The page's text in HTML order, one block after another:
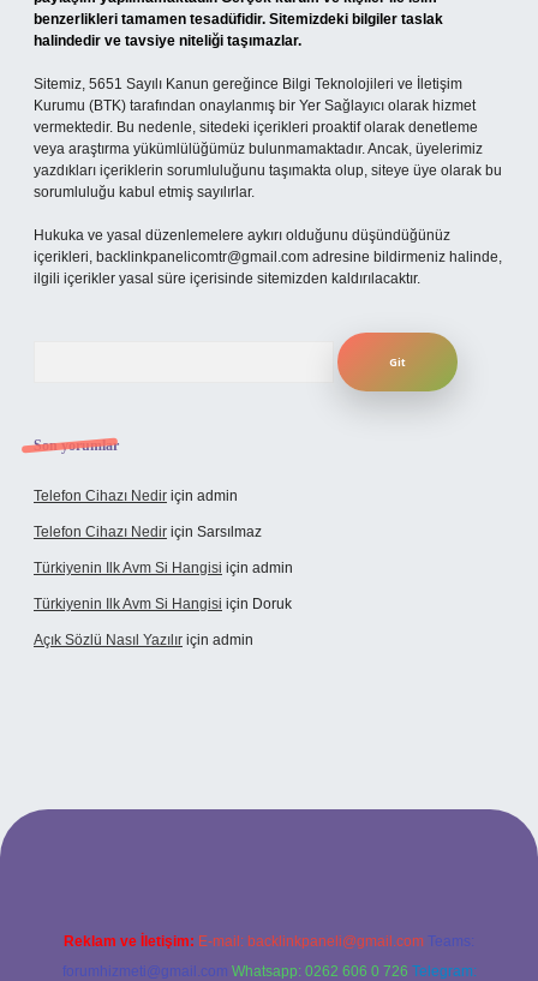
benzerlikleri tamamen tesadüfidir. Sitemizdeki bilgiler taslak
halindedir ve tavsiye niteliği taşımazlar.
Sitemiz, 5651 Sayılı Kanun gereğince Bilgi Teknolojileri ve İletişim
Kurumu (BTK) tarafından onaylanmış bir Yer Sağlayıcı olarak hizmet
vermektedir. Bu nedenle, sitedeki içerikleri proaktif olarak denetleme
veya araştırma yükümlülüğümüz bulunmamaktadır. Ancak, üyelerimiz
yazdıkları içeriklerin sorumluluğunu taşımakta olup, siteye üye olarak bu
sorumluluğu kabul etmiş sayılırlar.
Hukuka ve yasal düzenlemelere aykırı olduğunu düşündüğünüz
içerikleri, backlinkpanelicomtr@gmail.com adresine bildirmeniz halinde,
ilgili içerikler yasal süre içerisinde sitemizden kaldırılacaktır.
Son yorumlar
Telefon Cihazı Nedir için admin
Telefon Cihazı Nedir için Sarsılmaz
Türkiyenin Ilk Avm Si Hangisi için admin
Türkiyenin Ilk Avm Si Hangisi için Doruk
Açık Sözlü Nasıl Yazılır için admin
giriş adresi
Reklam ve İletişim: E-mail: backlinkpaneli@gmail.com Teams:
forumhizmeti@gmail.com Whatsapp: 0262 606 0 726 Telegram: